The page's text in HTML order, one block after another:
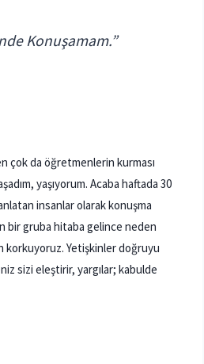
Konuşamam.”
çok da öğretmenlerin kurması
yaşıyorum. Acaba haftada 30
insanlar olarak konuşma
bir gruba hitaba gelince neden
korkuyoruz. Yetişkinler doğruyu
sizi eleştirir, yargılar; kabulde